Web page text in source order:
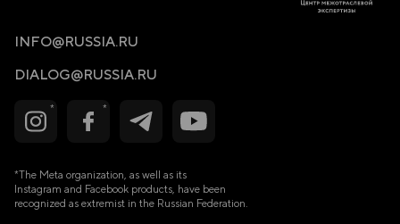
*The Meta organization, as well as its
Instagram and Facebook products, have been
recognized as extremist in the Russian Federation.
INFO@RUSSIA.RU
DIALOG@RUSSIA.RU